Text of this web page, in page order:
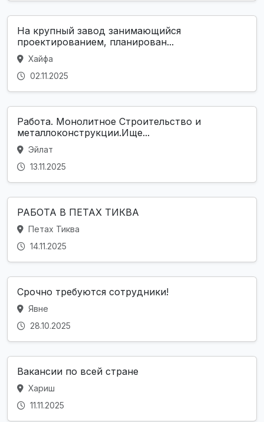
На крупный завод занимающийся
проектированием, планирован...
Хайфа
02.11.2025
Работа. Монолитное Строительство и
металлоконструкции.Ище...
Эйлат
13.11.2025
РАБОТА В ПЕТАХ ТИКВА
Петах Тиква
14.11.2025
Срочно тpeбуются сотpyдники!
Явне
28.10.2025
Вакансии по всей стране
Хариш
11.11.2025